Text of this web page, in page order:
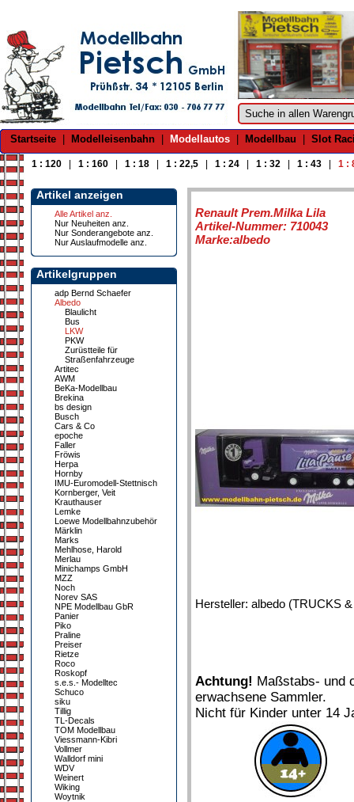
Startseite Modelleisenbahn Modellautos Modellbau Slot
1 : 120 1 : 160 1 : 18 1 : 22,5 1 : 24 1 : 32 1 : 43 1 :
Artikel anzeigen
Alle Artikel anz.
Nur Neuheiten anz.
Nur Sonderangebote anz.
Nur Auslaufmodelle anz.
Artikelgruppen
adp Bernd Schaefer
Albedo
Blaulicht
Bus
LKW
PKW
Zurüstteile für
Straßenfahrzeuge
Artitec
AWM
BeKa-Modellbau
Brekina
bs design
Busch
Cars & Co
epoche
Faller
Fröwis
Herpa
Hornby
IMU-Euromodell-Stettnisch
Kornberger, Veit
Krauthauser
Lemke
Loewe Modellbahnzubehör
Märklin
Marks
Mehlhose, Harold
Merlau
Minichamps GmbH
MZZ
Noch
Norev SAS
NPE Modellbau GbR
Panier
Piko
Praline
Preiser
Rietze
Roco
Roskopf
s.e.s.- Modelltec
Schuco
siku
Tillig
TL-Decals
TOM Modellbau
Viessmann-Kibri
Vollmer
Walldorf mini
WDV
Weinert
Wiking
Woytnik
Renault Prem.Milka Lila
Artikel-Nummer: 710043
Marke:albedo
Hersteller: albedo (TRUCKS
Achtung! Maßstabs- und
erwachsene Sammler.
Nicht für Kinder unter 14